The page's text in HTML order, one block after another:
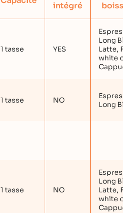
intégré
1 tasse YES
Long
Latte,
white ou
1 tasse NO
Long
1 tasse NO
Long
Latte,
white ou